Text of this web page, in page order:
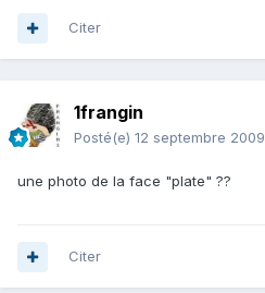
Citer
1frangin
Posté(e) 12 septembre 2009
une photo de la face "plate" ??
Citer